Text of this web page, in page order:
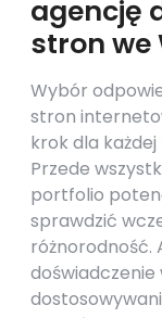
agencję
stron we
Wybór
stron
krok dla
Przede
portfolio
sprawdzić
różnorodność.